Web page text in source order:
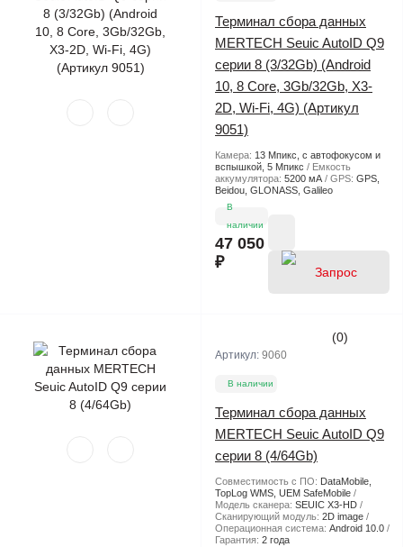
Терминал сбора данных
MERTECH Seuic AutoID Q9
серии 8 (3/32Gb) (Android
10, 8 Core, 3Gb/32Gb, X3-
2D, Wi-Fi, 4G) (Артикул
9051)
Камера: 13 Мпикс, с автофокусом и
вспышкой, 5 Мпикс
Емкость
аккумулятора: 5200 мА GPS: GPS,
Beidou, GLONASS, Galileo
В
наличии
47 050
₽
(0)
Артикул: 9060
В наличии
Терминал сбора данных
MERTECH Seuic AutoID Q9
серии 8 (4/64Gb)
Совместимость с ПО: DataMobile,
TopLog WMS, UEM SafeMobile
Модель сканера: SEUIC X3-HD
Сканирующий модуль: 2D image
Операционная система: Android 10.0
Гарантия: 2 года